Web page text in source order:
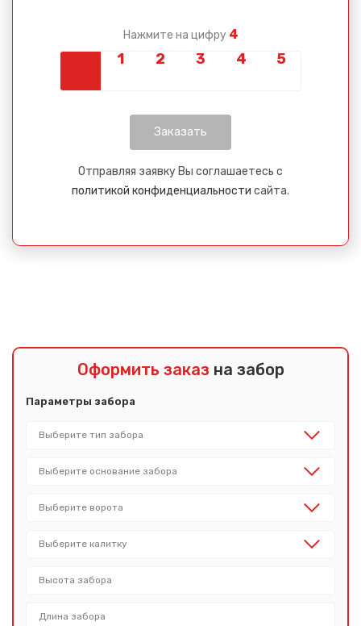
Нажмите на цифру 4
Отправляя заявку Вы соглашаетесь с
политикой конфиденциальности сайта.
Оформить заказ на забор
Параметры забора